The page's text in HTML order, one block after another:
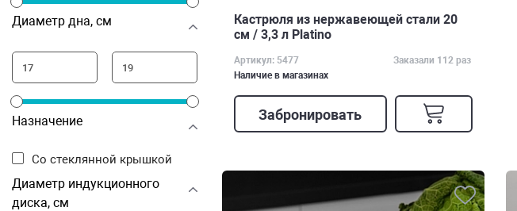
Диаметр дна, см
Назначение
Со стеклянной крышкой
Диаметр индукционного
диска, см
Кастрюля из нержавеющей стали 20
см / 3,3 л Platino
Артикул: 5477
Заказали 112 раз
Наличие в магазинах
Забронировать